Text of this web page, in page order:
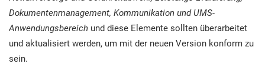
Dokumentenmanagement, Kommunikation und UMS-
Anwendungsbereich und diese Elemente sollten überarbeitet
und aktualisiert werden, um mit der neuen Version konform zu
sein.